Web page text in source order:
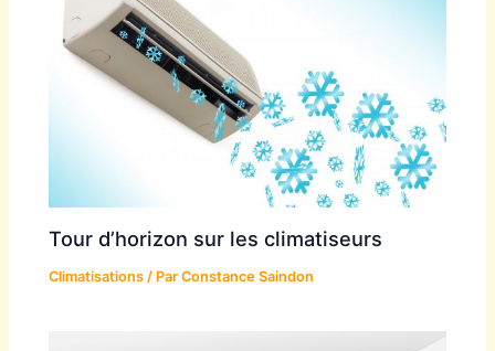
Tour d’horizon sur les climatiseurs
Climatisations / ParConstance Saindon